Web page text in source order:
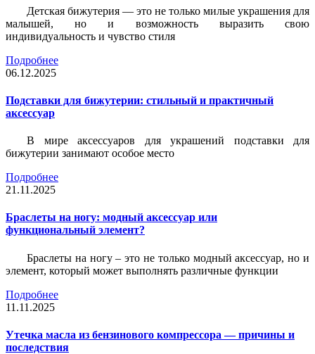
Детская бижутерия — это не только милые украшения для
малышей, но и возможность выразить свою
индивидуальность и чувство стиля
Подробнее
06.12.2025
Подставки для бижутерии: стильный и практичный
аксессуар
В мире аксессуаров для украшений подставки для
бижутерии занимают особое место
Подробнее
21.11.2025
Браслеты на ногу: модный аксессуар или
функциональный элемент?
Браслеты на ногу – это не только модный аксессуар, но и
элемент, который может выполнять различные функции
Подробнее
11.11.2025
Утечка масла из бензинового компрессора — причины и
последствия